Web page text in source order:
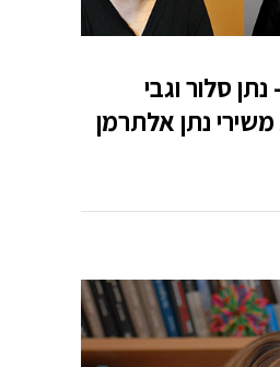
סלור וגבי
נתן אלתרמן